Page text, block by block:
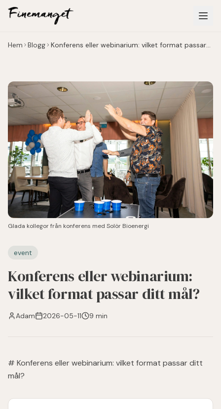
Hoppa till huvudinnehåll
Hem Blogg
Konferens eller webinarium: vilket format passar
Glada kollegor från konferens med Solör Bioenergi
event
Konferens eller webinarium:
vilket format passar ditt mål?
Adam 2026-05-11 9 min
# Konferens eller webinarium: vilket format passar ditt
mål?